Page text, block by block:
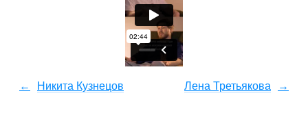
← Никита Кузнецов Лена Третьякова →